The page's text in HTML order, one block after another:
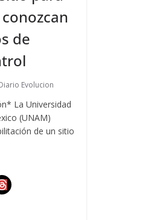
de
Evolucion
La Universidad
(UNAM)
de un sitio